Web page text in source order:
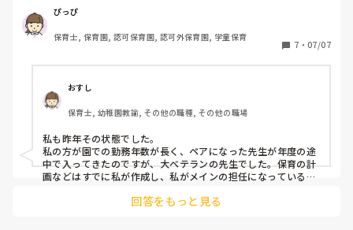
なので園でも発言権がつよく、また、元々思った事は全部言
う強めの先生なので、納得いかないと徹底的に言って、すぐ
主任などを飛ばしてトップに言って自分の納得いくようにす
すめてしまうので、自分の中にフラストレーションが溜まっ
てしまって。
こういう保育が興味あるとかやりたいとか何もない人なら保
育方針が合うとか合わないとかもないのでしょうが、皆さん
はどうでしょうか？
合わない時ってありますか？
話し合えれば良いのでしょうが、そんな感じでもなく。
どんなやり方でも子どもがよくなっているなら勿論いいと思
どれも全く良くなっていないかと言えばそうではないのでし
ぴっぴ
保育士, 保育園, 認可保育園, 認可外保育園, 学童保育
7 ・ 07/07
おすし
保育士, 幼稚園教諭, その他の職種, その他の職場
私も昨年その状態でした。
私の方が園での勤務年数が長く、ペアになった先生が年度の途
中で入ってきたのですが、大ベテランの先生でした。保育の計
画などはすでに私が作成し、私がメインの担任になっているの
ていたと思うのですが段々園に慣れてくると、前の園ではこう
回答をもっと見る